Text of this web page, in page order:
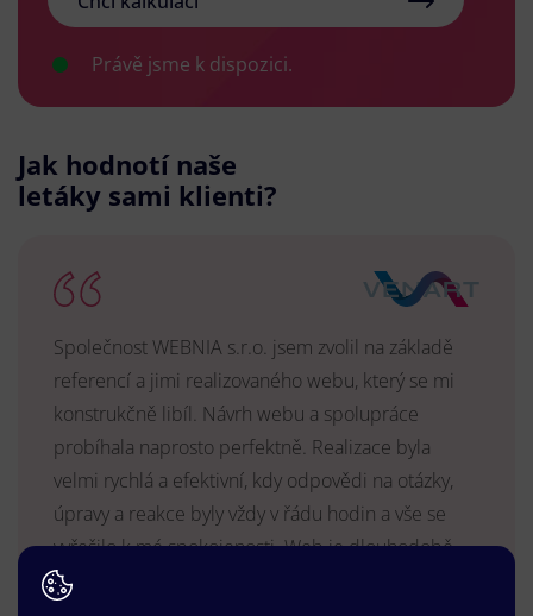
Právě jsme k dispozici.
Jak hodnotí naše
letáky sami klienti?
Společnost WEBNIA s.r.o. jsem zvolil na základě
referencí a jimi realizovaného webu, který se mi
konstrukčně libíl. Návrh webu a spolupráce
probíhala naprosto perfektně. Realizace byla
velmi rychlá a efektivní, kdy odpovědi na otázky,
úpravy a reakce byly vždy v řádu hodin a vše se
vyřešilo k mé spokojenosti. Web je dlouhodobě
vyhovující, stabilní, průběžně upravován a podílí se